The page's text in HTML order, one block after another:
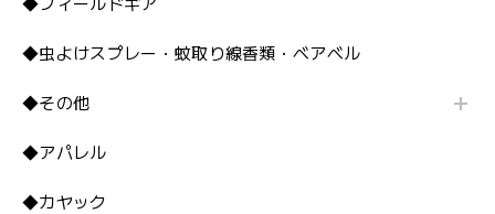
◆虫よけスプレー・蚊取り線香類・ベアベル
◆その他
◆アパレル
◆カヤック